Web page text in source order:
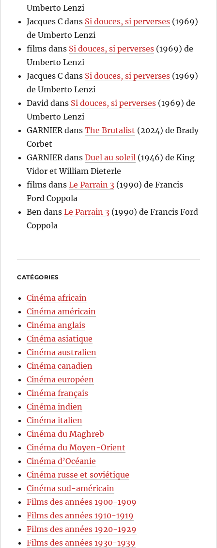
Umberto Lenzi
Jacques C dans Si douces, si perverses (1969)
de Umberto Lenzi
films dans Si douces, si perverses (1969) de
Umberto Lenzi
Jacques C dans Si douces, si perverses (1969)
de Umberto Lenzi
David dans Si douces, si perverses (1969) de
Umberto Lenzi
GARNIERdansThe Brutalist (2024) de Brady
Corbet
GARNIERdansDuel au soleil (1946) de King
Vidor et William Dieterle
films dansLe Parrain 3 (1990) de Francis
Ford Coppola
Ben dansLe Parrain 3 (1990) de Francis Ford
Coppola
CATÉGORIES
Cinéma africain
Cinéma américain
Cinéma anglais
Cinéma asiatique
Cinéma australien
Cinéma canadien
Cinéma européen
Cinéma français
Cinéma indien
Cinéma italien
Cinéma du Maghreb
Cinéma du Moyen-Orient
Cinéma d’Océanie
Cinéma russe et soviétique
Cinéma sud-américain
Films des années 1900-1909
Films des années 1910-1919
Films des années 1920-1929
Films des années 1930-1939